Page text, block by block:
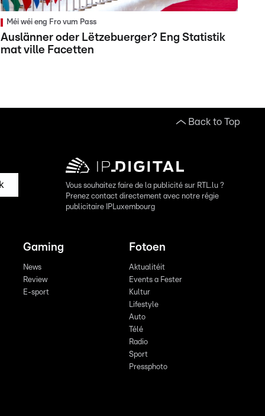
Méi wéi eng Fro vum Pass
Auslänner oder Lëtzebuerger? Eng Statistik
mat ville Facetten
Back to Top
Vous souhaitez faire de la publicité sur RTL.lu ?
Prenez contact directement avec notre régie
publicitaire IPLuxembourg
Gaming
News
Review
E-sport
Fotoen
Aktualitéit
Events a Fester
Kultur
Lifestyle
Auto
Télé
Radio
Sport
Pressphoto